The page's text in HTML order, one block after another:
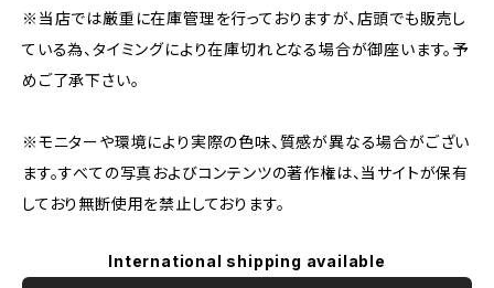
※当店では厳重に在庫管理を行っておりますが、店頭でも販売し
ている為、タイミングにより在庫切れとなる場合が御座います。予
めご了承下さい。
※モニターや環境により実際の色味、質感が異なる場合がござい
ます。すべての写真およびコンテンツの著作権は、当サイトが保有
しており無断使用を禁止しております。
International shipping available